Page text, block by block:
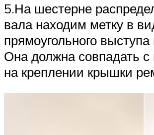
5.На шестерне
вала находим метку в
прямоугольного
Она должна совпадать
на креплении крышки